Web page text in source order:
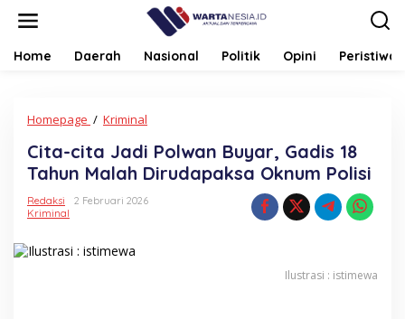
Home Daerah Nasional Politik Opini Peristiwa
Homepage / Kriminal
Jadi
Polwan
Buyar,
Gadis
Cita-cita Jadi Polwan Buyar, Gadis 18
Tahun Malah Dirudapaksa Oknum Polisi
Redaksi
2 Februari 2026
Kriminal
Ilustrasi : istimewa